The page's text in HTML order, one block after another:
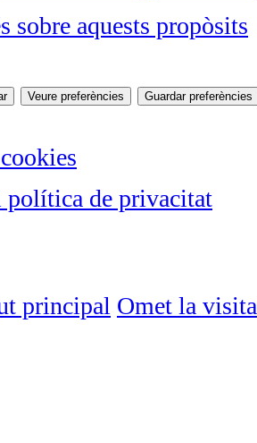
sobre aquests propòsits
Veure preferències Guardar preferències
de privacitat
principal Omet la visita